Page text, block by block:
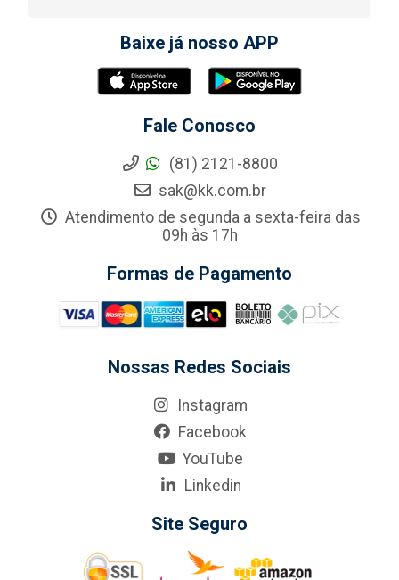
Baixe já nosso APP
Fale Conosco
(81) 2121-8800
sak@kk.com.br
Atendimento de segunda a sexta-feira das
09h às 17h
Formas de Pagamento
Nossas Redes Sociais
Instagram
Facebook
YouTube
Linkedin
Site Seguro